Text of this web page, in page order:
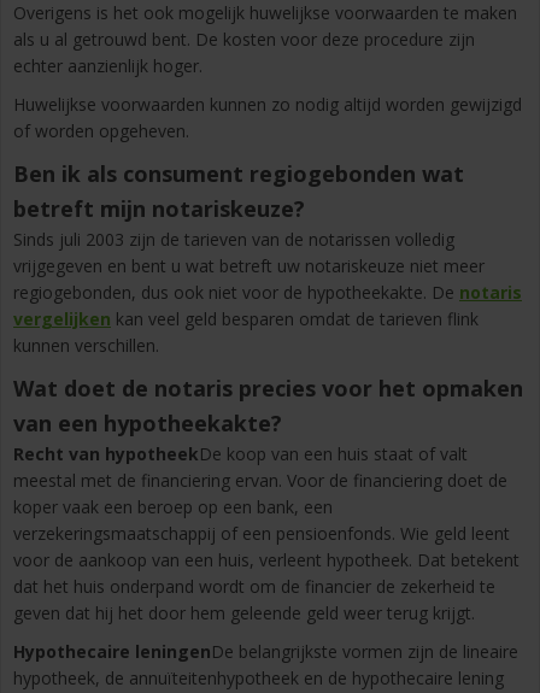
Overigens is het ook mogelijk huwelijkse voorwaarden te maken
als u al getrouwd bent. De kosten voor deze procedure zijn
echter aanzienlijk hoger.
Huwelijkse voorwaarden kunnen zo nodig altijd worden gewijzigd
of worden opgeheven.
Ben ik als consument regiogebonden wat
betreft mijn notariskeuze?
Sinds juli 2003 zijn de tarieven van de notarissen volledig
vrijgegeven en bent u wat betreft uw notariskeuze niet meer
regiogebonden, dus ook niet voor de hypotheekakte. De notaris
vergelijken kan veel geld besparen omdat de tarieven flink
kunnen verschillen.
Wat doet de notaris precies voor het opmaken
van een hypotheekakte?
Recht van hypotheekDe koop van een huis staat of valt
meestal met de financiering ervan. Voor de financiering doet de
koper vaak een beroep op een bank, een
verzekeringsmaatschappij of een pensioenfonds. Wie geld leent
voor de aankoop van een huis, verleent hypotheek. Dat betekent
dat het huis onderpand wordt om de financier de zekerheid te
geven dat hij het door hem geleende geld weer terug krijgt.
Hypothecaire leningenDe belangrijkste vormen zijn de lineaire
hypotheek, de annuïteitenhypotheek en de hypothecaire lening